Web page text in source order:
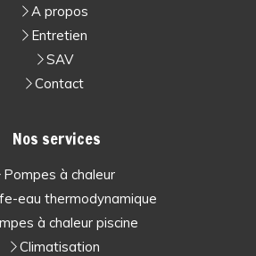
A propos
Entretien
SAV
Contact
Nos services
Pompes à chaleur
eau thermodynamique
à chaleur piscine
Climatisation